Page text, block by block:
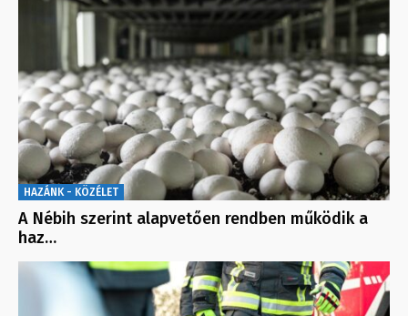
HAZÁNK - KÖZÉLET
A Nébih szerint alapvetően rendben működik a
haz…